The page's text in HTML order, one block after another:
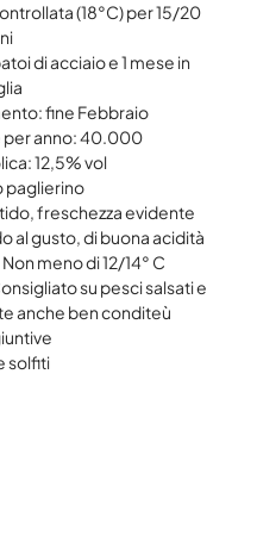
(18°C) per 15/20
di acciaio e 1 mese in
fine Febbraio
anno: 40.000
12,5% vol
paglierino
freschezza evidente
al gusto, di buona acidità
meno di 12/14° C
su pesci salsati e
anche ben conditeù
solfiti